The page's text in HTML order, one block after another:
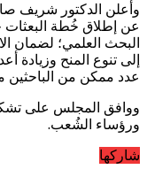
وأعلن الدكتور شريف
عن إطلاق خُطة البعثات
البحث العلمي؛ لضمان
إلى تنوع المنح وزيادة
عدد ممكن من الباحثين
ووافق المجلس على
ورؤساء الشُعب.
شاركها